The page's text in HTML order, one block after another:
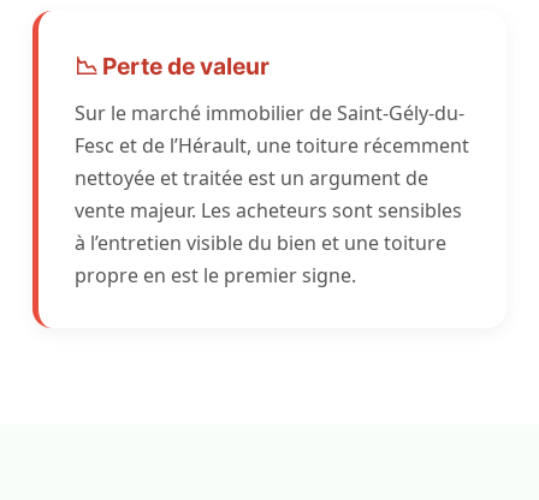
📉 Perte de valeur
Sur le marché immobilier de Saint-Gély-du-
Fesc et de l’Hérault, une toiture récemment
nettoyée et traitée est un argument de
vente majeur. Les acheteurs sont sensibles
à l’entretien visible du bien et une toiture
propre en est le premier signe.